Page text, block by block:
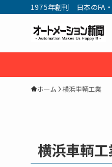
1975年創刊 日本のFA
ホーム 横浜車輌工業
横浜車輌